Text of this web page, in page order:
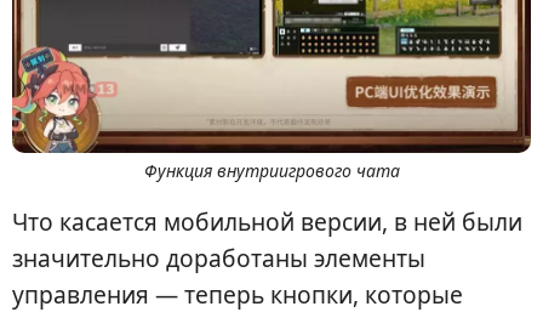
Функция внутриигрового чата
Что касается мобильной версии, в ней были
значительно доработаны элементы
управления — теперь кнопки, которые